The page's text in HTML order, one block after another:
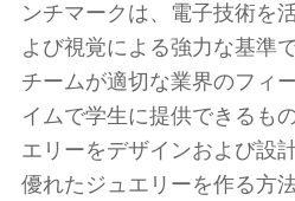
ンチマークは、電子技術を
よび視覚による強力な基準
チームが適切な業界のフィ
イムで学生に提供できるも
エリーをデザインおよび設
優れたジュエリーを作る方